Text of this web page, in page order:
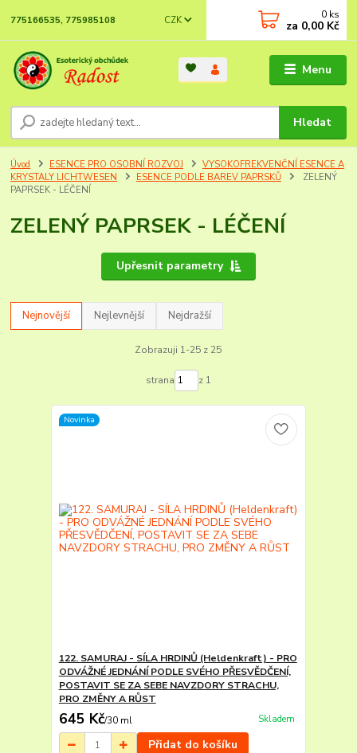
Menu
CZK
Hledat
775166535, 775985108 0 ks
za 0,00 Kč
Úvod ESENCE PRO OSOBNÍ ROZVOJ
VYSOKOFREKVENČNÍ ESENCE A
KRYSTALY LICHTWESEN
ESENCE PODLE BAREV PAPRSKŮ
ZELENÝ
PAPRSEK - LÉČENÍ
ZELENÝ PAPRSEK - LÉČENÍ
Upřesnit parametry
Nejnovější Nejlevnější Nejdražší
Zobrazuji 1-25 z 25
strana z 1
Novinka
122. SAMURAJ - SÍLA HRDINŮ (Heldenkraft) - PRO
ODVÁŽNÉ JEDNÁNÍ PODLE SVÉHO PŘESVĚDČENÍ,
POSTAVIT SE ZA SEBE NAVZDORY STRACHU,
PRO ZMĚNY A RŮST
645 Kč/30 ml Skladem
Přidat do košíku